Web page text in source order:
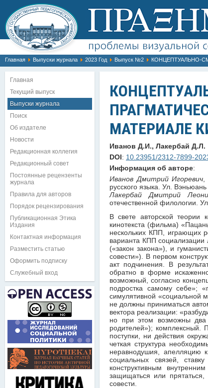
Главная Выпуски журнала 2023 Год Выпуск №2 КОНЦЕПТУАЛЬНО-
Главная
Текущий выпуск
Выпуски журнала
Поиск
Об издателе
Новости
Редакционная коллегия
Редакционный совет
Постоянные рецензенты
журнала
Правила для авторов
Порядок рецензирования
Публикационная Этика
Издания
Контактная информация
Разместить статью
Оформить подписку
Служебный вход
МАТЕРИАЛЕ
Иванов Д.И., Лакербай Д.Л.
DOI: 10.23951/2312-7899-
Информация об авторе:
Иванов Дмитрий Игоревич
Лакербай Дмитрий
В свете авторской теории
кинотекста (фильма)
нескольких КПП, играющих
варианта КПП социализации
(«закон закона»), и
совести»). В первом
акт подчинения. В
обратно в форме
возможный, согласно
подростка самому себе»;
симулятивной «социальной
не должны приниматься
вектора реализации:
но при этом возможны два
родителей»); комплексный.
поступки, ни действия
четкая структура
неравнодушия, апелляцию
социальных связей,
конструктивным
защищаться или
совести.